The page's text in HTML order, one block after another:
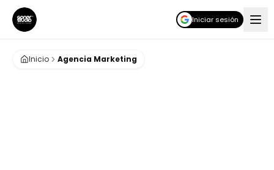
Iniciar sesión
Inicio Agencia Marketing